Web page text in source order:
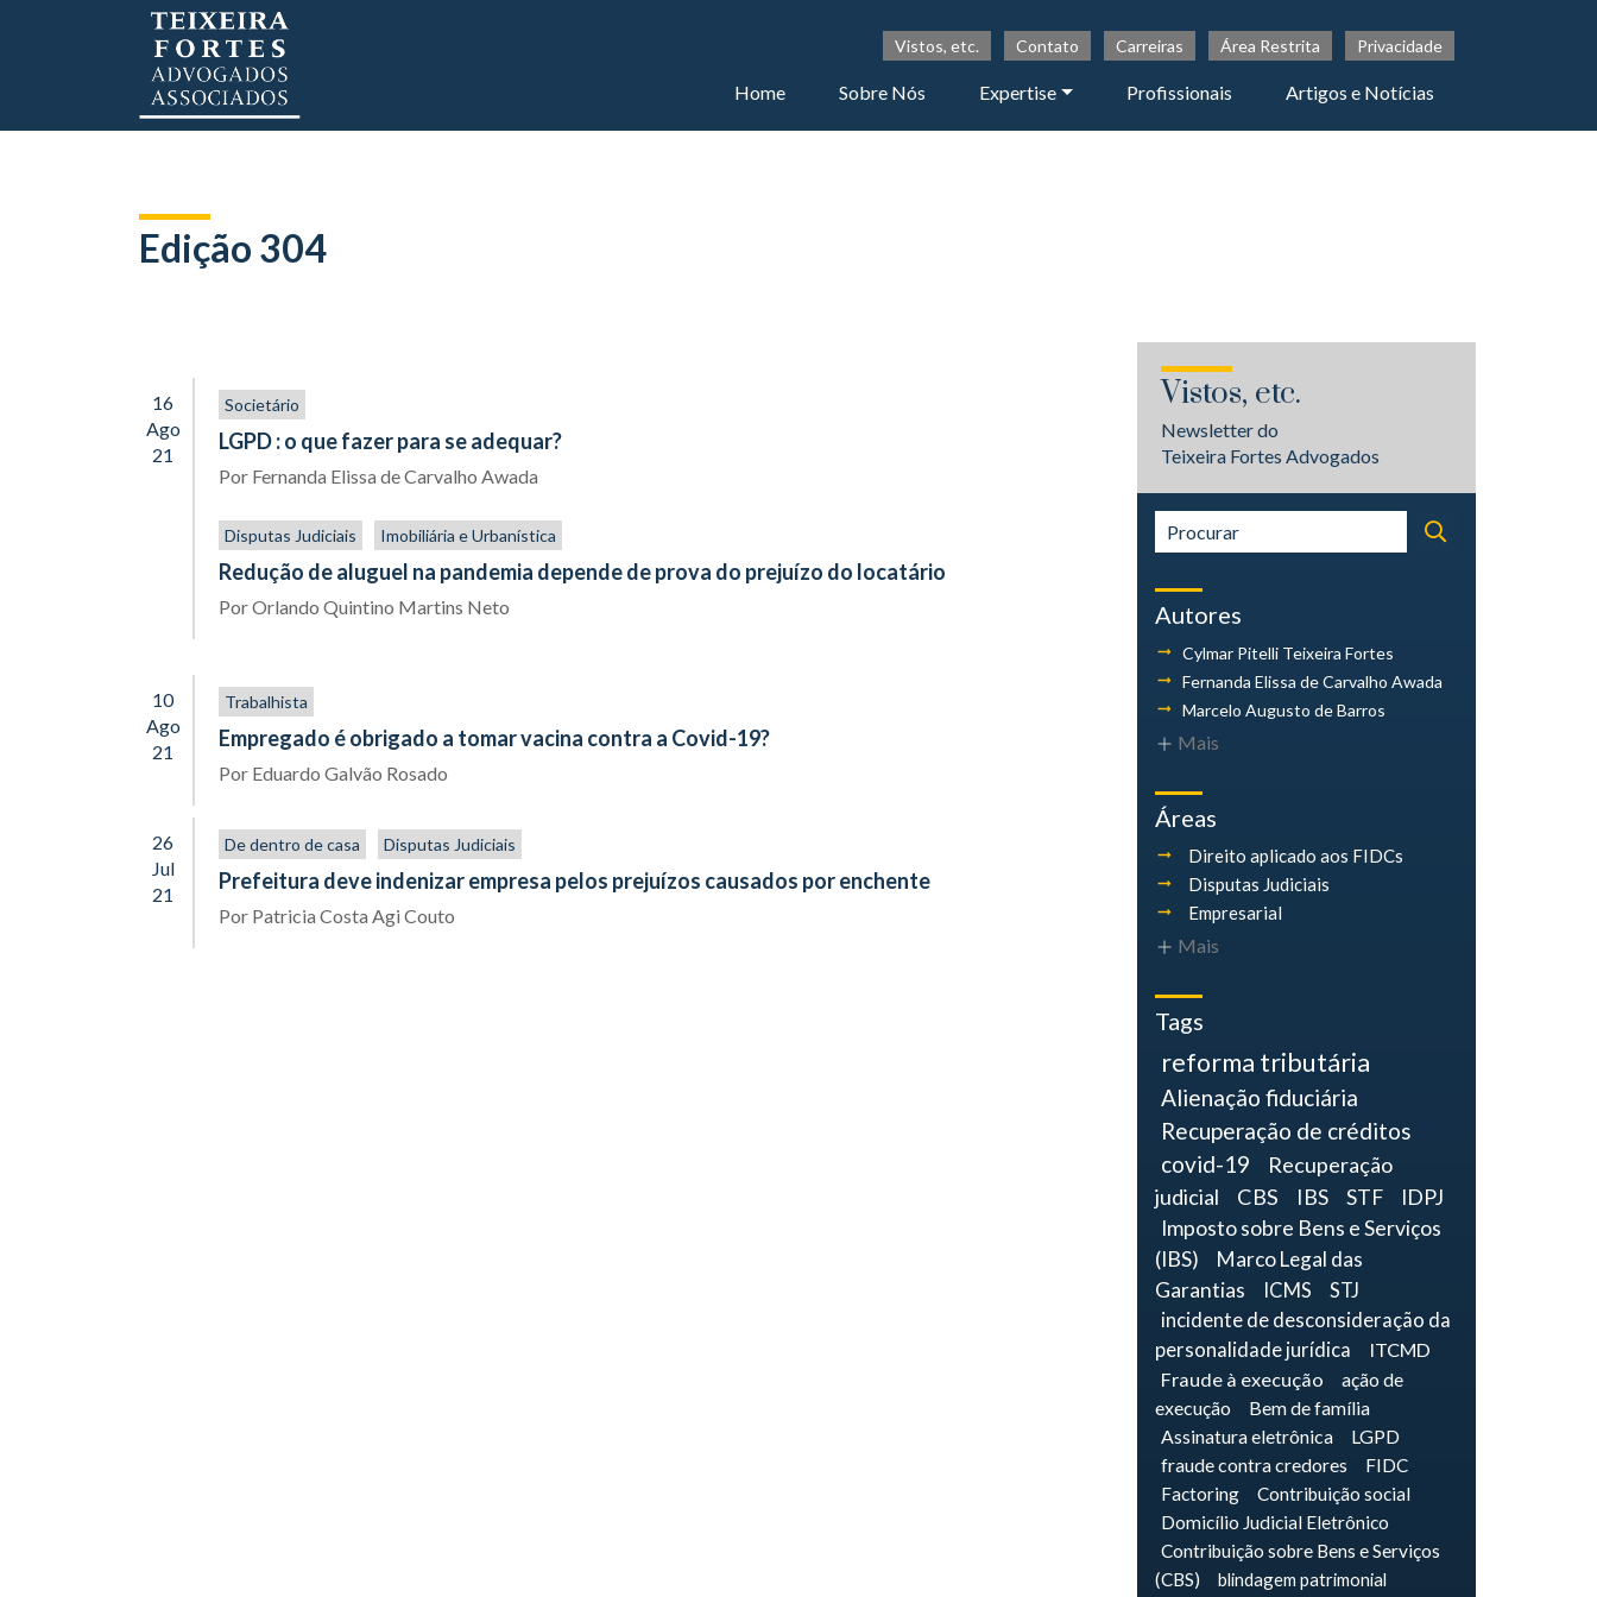
Vistos, etc. Contato Carreiras Área Restrita Privacidade
Home Sobre Nós Expertise Profissionais Artigos e Notícias
Edição 304
16
Ago
21
Societário
LGPD : o que fazer para se adequar?
Por Fernanda Elissa de Carvalho Awada
Disputas Judiciais Imobiliária e Urbanística
Redução de aluguel na pandemia depende de prova do prejuízo do locatário
PorOrlando Quintino Martins Neto
10
Ago
21
Trabalhista
Empregado é obrigado a tomar vacina contra a Covid-19?
Por Eduardo Galvão Rosado
26
Jul
21
De dentro de casa Disputas Judiciais
Prefeitura deve indenizar empresa pelos prejuízos causados por enchente
Por Patricia Costa Agi Couto
Vistos, etc.
Newsletter do
Teixeira Fortes Advogados
Autores
Cylmar Pitelli Teixeira Fortes
Fernanda Elissa de Carvalho Awada
Marcelo Augusto de Barros
Mais
Áreas
Direito aplicado aos FIDCs
Disputas Judiciais
Empresarial
Mais
Tags
reforma tributária
Alienação fiduciária
Recuperação de créditos
covid-19
Recuperação
judicial
CBS IBS STF
IDPJ
Imposto sobre Bens e Serviços
(IBS)
Marco Legal das
Garantias
ICMS
STJ
incidente de desconsideração da
personalidade jurídica
ITCMD
Fraude à execução
ação de
execução
Bem de família
Assinatura eletrônica
LGPD
fraude contra credores
FIDC
Factoring
Contribuição social
Domicílio Judicial Eletrônico
Contribuição sobre Bens e Serviços
(CBS)
blindagem patrimonial